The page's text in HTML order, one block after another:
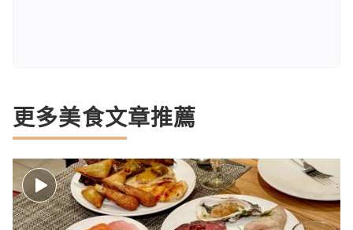
更多美食文章推薦